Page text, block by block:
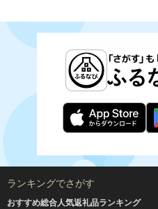
ランキングでさがす
おすすめ総合人気返礼品ランキング